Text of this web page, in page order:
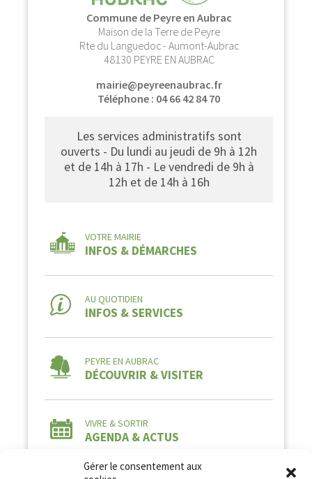
Gérer le consentement aux
Les services administratifs sont
ouverts - Du lundi au jeudi de 9h à 12h
et de 14h à 17h - Le vendredi de 9h à
12h et de 14h à 16h
Commune de Peyre en Aubrac
Maison de la Terre de Peyre
Rte du Languedoc - Aumont-Aubrac
48130 PEYRE EN AUBRAC
mairie@peyreenaubrac.fr
Téléphone : 04 66 42 84 70
VOTRE MAIRIE
INFOS & DÉMARCHES
AU QUOTIDIEN
INFOS & SERVICES
PEYRE EN AUBRAC
DÉCOUVRIR & VISITER
VIVRE & SORTIR
AGENDA & ACTUS